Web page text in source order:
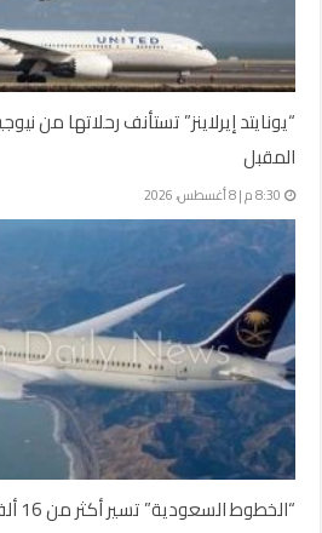
المقبل
8:30 م | 8 أغسطس، 2026
“الخطوط السعودية” تسير أكثر من 16 ألف رحلة في شهر